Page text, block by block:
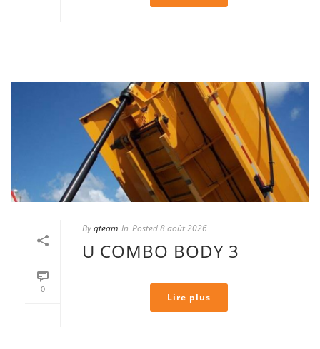
0
Byqteam In Posted8 août 2026
U COMBO BODY 3
Lire plus